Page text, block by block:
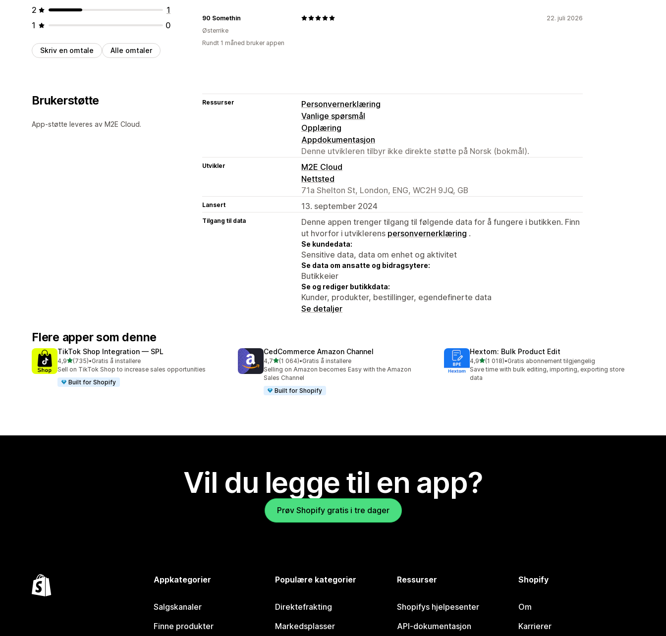
2
1
1
0
Skriv en omtale Alle omtaler
22. juli 2026
90 Somethin
Østerrike
Rundt 1 måned bruker appen
Brukerstøtte
App-støtte leveres av M2E Cloud.
Ressurser
Personvernerklæring
Vanlige spørsmål
Opplæring
Appdokumentasjon
Denne utvikleren tilbyr ikke direkte støtte på Norsk (bokmål).
Utvikler
M2E Cloud
Nettsted
71a Shelton St, London, ENG, WC2H 9JQ, GB
Lansert 13. september 2024
Tilgang til data
Denne appen trenger tilgang til følgende data for å fungere i butikken. Finn
ut hvorfor i utviklerens personvernerklæring .
Se kundedata:
Sensitive data, data om enhet og aktivitet
Se data om ansatte og bidragsytere:
Butikkeier
Se og rediger butikkdata:
Kunder, produkter, bestillinger, egendefinerte data
Se detaljer
Flere apper som denne
TikTok Shop Integration — SPL
4,9av 5 stjerner
(735)
Totalt 735 omtaler
•Gratis å installere
Sell on TikTok Shop to increase sales opportunities
Built for Shopify
CedCommerce Amazon Channel
4,7av 5 stjerner
(1 064)
Totalt 1064 omtaler
•Gratis å installere
Selling on Amazon becomes Easy with the Amazon
Sales Channel
Built for Shopify
Hextom: Bulk Product Edit
4,9av 5 stjerner
(1 018)
Totalt 1018 omtaler
•Gratis abonnement tilgjengelig
Save time with bulk editing, importing, exporting store
data
Vil du legge til en app?
Prøv Shopify gratis i tre dager
Appkategorier
Salgskanaler
Finne produkter
Populære kategorier
Direktefrakting
Markedsplasser
Ressurser
Shopifys hjelpesenter
API-dokumentasjon
Shopify
Om
Karrierer